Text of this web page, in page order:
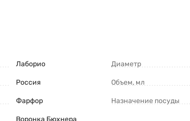
Лаборио
Россия
Фарфор
Воронка Бюхнера
Диаметр
Объем, мл
Назначение посуды